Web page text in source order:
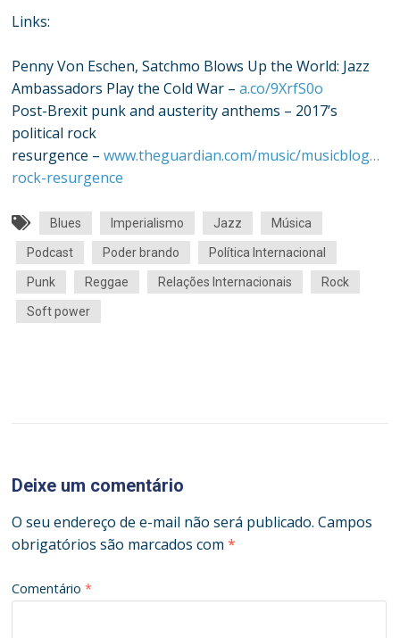
Links:
Penny Von Eschen, Satchmo Blows Up the World: Jazz
Ambassadors Play the Cold War –a.co/9XrfS0o
Post-Brexit punk and austerity anthems – 2017’s
political rock
resurgence –www.theguardian.com/music/musicblog…
rock-resurgence
Blues Imperialismo Jazz Música
Podcast Poder brando Política Internacional
Punk Reggae Relações Internacionais Rock
Soft power
Deixe um comentário
O seu endereço de e-mail não será publicado. Campos
obrigatórios são marcados com*
Comentário*